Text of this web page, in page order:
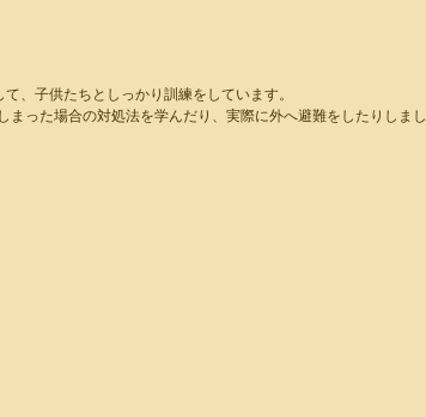
、子供たちとしっかり訓練をしています。
まった場合の対処法を学んだり、実際に外へ避難をしたりしまし